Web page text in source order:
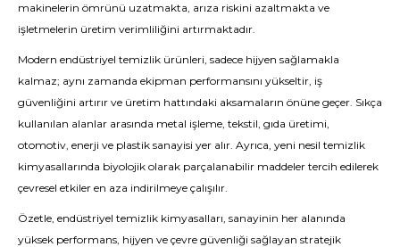
makinelerin ömrünü uzatmakta, arıza riskini azaltmakta ve
işletmelerin üretim verimliliğini artırmaktadır.
Modern endüstriyel temizlik ürünleri, sadece hijyen sağlamakla
kalmaz; aynı zamanda ekipman performansını yükseltir, iş
güvenliğini artırır ve üretim hattındaki aksamaların önüne geçer. Sıkça
kullanılan alanlar arasında metal işleme, tekstil, gıda üretimi,
otomotiv, enerji ve plastik sanayisi yer alır. Ayrıca, yeni nesil temizlik
kimyasallarında biyolojik olarak parçalanabilir maddeler tercih edilerek
çevresel etkiler en aza indirilmeye çalışılır.
Özetle, endüstriyel temizlik kimyasalları, sanayinin her alanında
yüksek performans, hijyen ve çevre güvenliği sağlayan stratejik